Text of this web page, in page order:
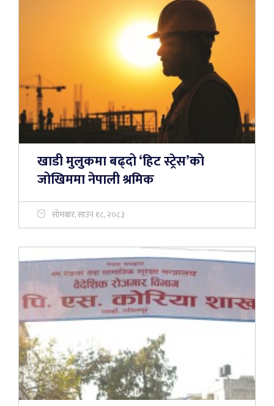
खाडी मुलुकमा बढ्दो ‘हिट स्ट्रेस’को
जोखिममा नेपाली श्रमिक
सोमबार, साउन १८, २०८३